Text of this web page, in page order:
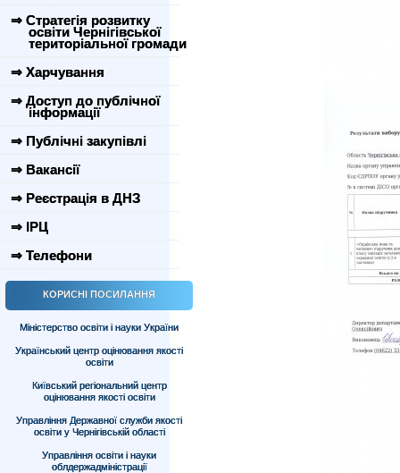
⇒ Стратегія розвитку
освіти Чернігівської
територіальної громади
⇒ Харчування
⇒ Доступ до публічної
інформації
⇒ Публічні закупівлі
⇒ Вакансії
⇒ Реєстрація в ДНЗ
⇒ ІРЦ
⇒ Телефони
КОРИСНІ ПОСИЛАННЯ
Міністерство освіти і науки України
Український центр оцінювання якості
освіти
Київський регіональний центр
оцінювання якості освіти
Управління Державної служби якості
освіти у Чернігівській області
Управління освіти і науки
облдержадміністрації